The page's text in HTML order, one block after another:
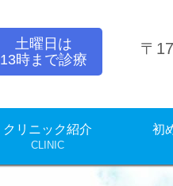
土曜日は
13時まで診療
〒
クリニック紹介
CLINIC
初